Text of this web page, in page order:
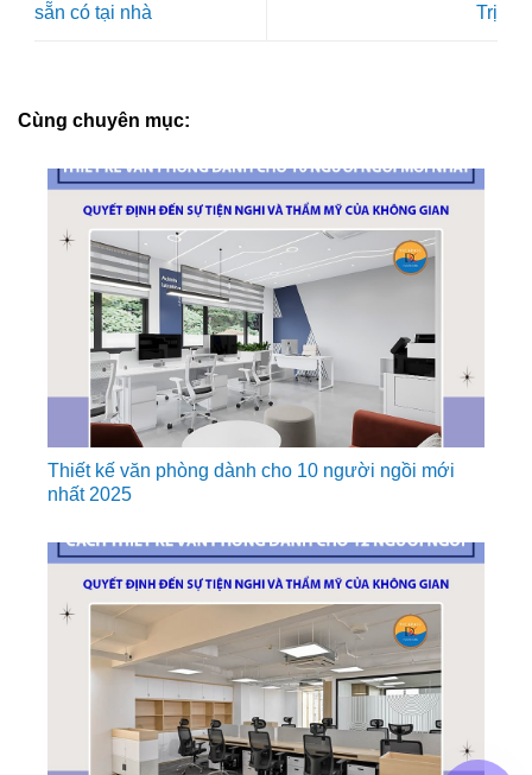
sẵn có tại nhà
Trị
Cùng chuyên mục:
Thiết kế văn phòng dành cho 10 người ngồi mới
nhất 2025